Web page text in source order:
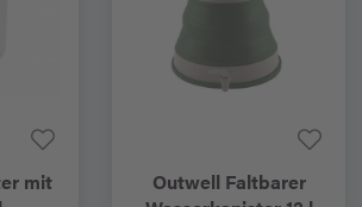
mit
Outwell Faltbarer